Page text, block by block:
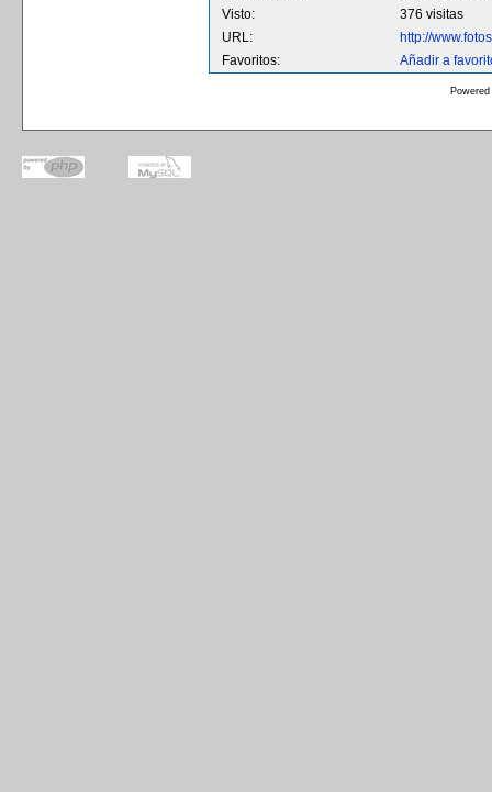
Visto:
376 visitas
URL:
http://
Favoritos:
Añadir a